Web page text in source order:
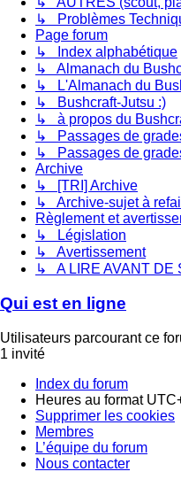
↳ Problèmes
Page forum
↳ Index alphabétique
↳ Almanach du
↳ L'Almanach du
↳ Bushcraft-Jutsu :)
↳ à propos du
↳ Passages de
↳ Passages de
Archive
↳ [TRI] Archive
↳ Archive-sujet à
Règlement et
↳ Législation
↳ Avertissement
↳ A LIRE AVANT DE
Qui est en ligne
Utilisateurs parcourant ce
1 invité
Index du forum
Heures au format
Supprimer les cookies
Membres
L’équipe du forum
Nous contacter